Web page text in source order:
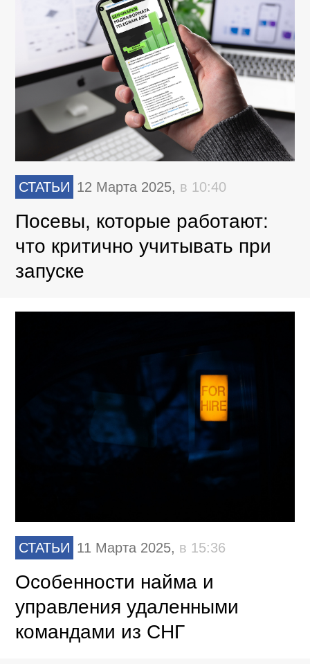
СТАТЬИ 12 Марта 2025, в 10:40
Посевы, которые работают:
что критично учитывать при
запуске
СТАТЬИ 11 Марта 2025, в 15:36
Особенности найма и
управления удаленными
командами из СНГ